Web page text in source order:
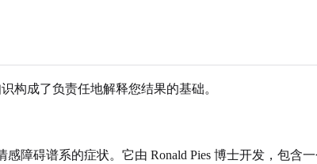
构成了负责任地解释您结果的基础。
障碍谱系的症状。它由 Ronald Pies 博士开发，包含